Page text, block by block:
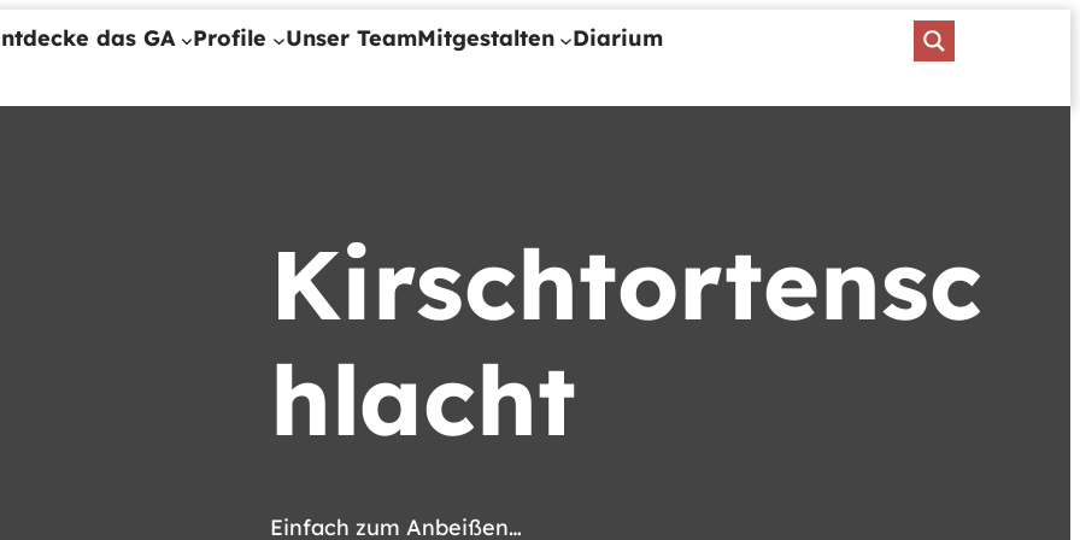
das GA Profile Unser TeamMitgestalten Diarium
Kirschtortensc
hlacht
Einfach zum Anbeißen…